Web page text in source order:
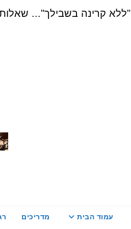
"ללא קרינה בשבילך"... שאלות, הדרכה ויעוץ
עמוד הבית מדריכים